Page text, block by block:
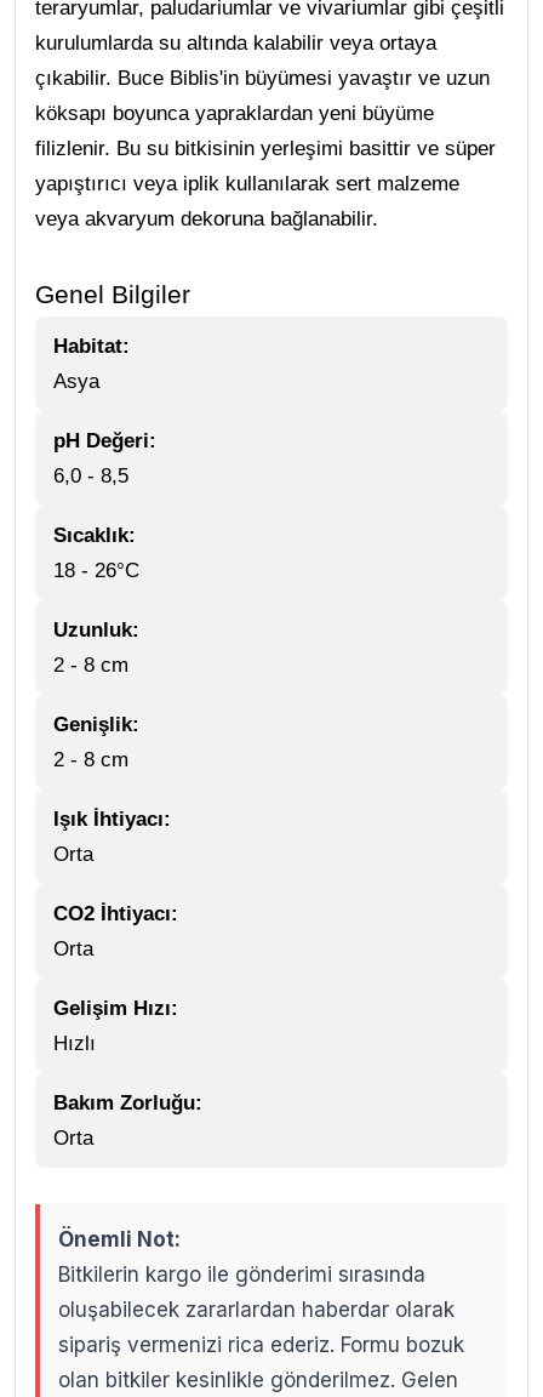
teraryumlar, paludariumlar ve vivariumlar gibi çeşitli
kurulumlarda su altında kalabilir veya ortaya
çıkabilir. Buce Biblis'in büyümesi yavaştır ve uzun
köksapı boyunca yapraklardan yeni büyüme
filizlenir. Bu su bitkisinin yerleşimi basittir ve süper
yapıştırıcı veya iplik kullanılarak sert malzeme
veya akvaryum dekoruna bağlanabilir.
Genel Bilgiler
Habitat:
Asya
pH Değeri:
6,0 - 8,5
Sıcaklık:
18 - 26°C
Uzunluk:
2 - 8 cm
Genişlik:
2 - 8 cm
Işık İhtiyacı:
Orta
CO2 İhtiyacı:
Orta
Gelişim Hızı:
Hızlı
Bakım Zorluğu:
Orta
Önemli Not:
Bitkilerin kargo ile gönderimi sırasında
oluşabilecek zararlardan haberdar olarak
sipariş vermenizi rica ederiz. Formu bozuk
olan bitkiler kesinlikle gönderilmez. Gelen